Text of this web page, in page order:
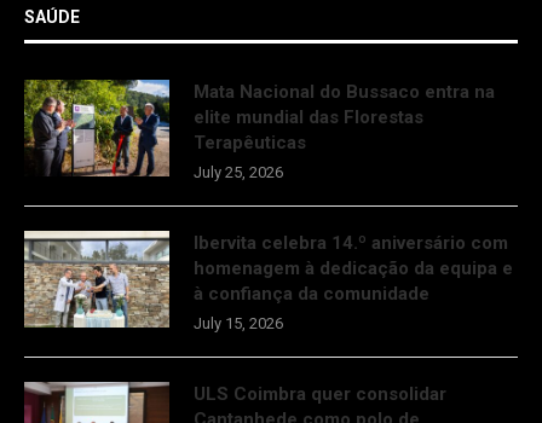
SAÚDE
Mata Nacional do Bussaco entra na
elite mundial das Florestas
Terapêuticas
July 25, 2026
Ibervita celebra 14.º aniversário com
homenagem à dedicação da equipa e
à confiança da comunidade
July 15, 2026
ULS Coimbra quer consolidar